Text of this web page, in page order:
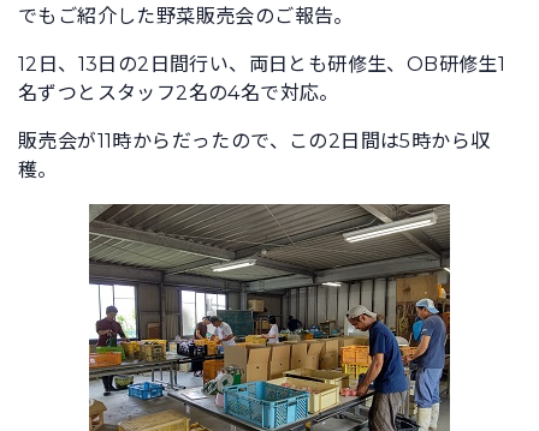
でもご紹介した野菜販売会のご報告。
12日、13日の2日間行い、両日とも研修生、OB研修生1
名ずつとスタッフ2名の4名で対応。
販売会が11時からだったので、この2日間は5時から収
穫。